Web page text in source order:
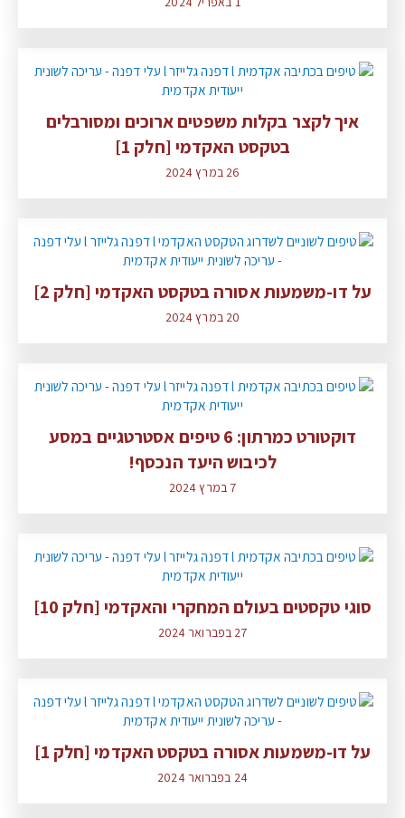
איך לקצר בקלות משפטים ארוכים ומסורבלים
בטקסט האקדמי [חלק 1]
26 במרץ 2024
על דו-משמעות אסורה בטקסט האקדמי [חלק 2]
20 במרץ 2024
דוקטורט כמרתון: 6 טיפים אסטרטגיים במסע
לכיבוש היעד הנכסף!
7 במרץ 2024
סוגי טקסטים בעולם המחקרי והאקדמי [חלק 10]
27 בפברואר 2024
על דו-משמעות אסורה בטקסט האקדמי [חלק 1]
24 בפברואר 2024